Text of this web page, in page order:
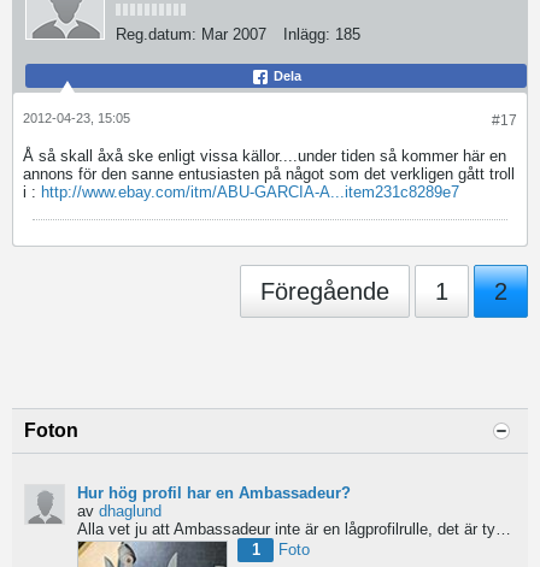
Reg.datum: Mar 2007 Inlägg: 185
Dela
#17
2012-04-23, 15:05
Å så skall åxå ske enligt vissa källor....under tiden så kommer här en
annons för den sanne entusiasten på något som det verkligen gått troll
i : http://www.ebay.com/itm/ABU-GARCIA-A...item231c8289e7
Föregående 1 2
Foton
Hur hög profil har en Ambassadeur?
av dhaglund
Alla vet ju att Ambassadeur inte är en lågprofilrulle, det är tydligt. Men hur hög profil har de egentligen?...
1
Foto